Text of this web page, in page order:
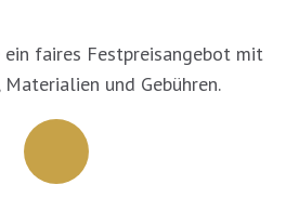
ein faires Festpreisangebot mit
und Gebühren.